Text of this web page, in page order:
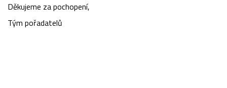
Děkujeme za pochopení,
Tým pořadatelů